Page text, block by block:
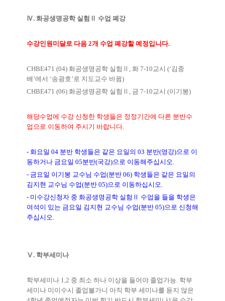
Ⅳ. 화공생명공학 실험 Ⅱ 수업 폐강
수강인원미달로 다음 2개 수업 폐강할 예정입니다.
CHBE471 (04) 화공생명공학 실험 Ⅱ , 화 7-10교시 (‘김중
배 ’에서 ‘송광호’로 지도교수 바뀜)
CHBE471 (06) 화공생명공학 실험 Ⅱ , 금 7-10교시 (이기봉)
해당수업에 수강 신청한 학생들은 정정기간에 다른 분반수
업으로 이동하여 주시기 바랍니다.
- 화요일 04 분반 학생들은 같은 요일의 03 분반(영강)으로 이
동하거나 금요일 05분반(국강)으로 이동해주십시오.
- 금요일 이기봉 교수님 수업(분반 06) 학생들은 같은 요일의
김지현 교수님 수업(분반 05)으로 이동하십시오.
- 미수강신청자 중 화공생명공학 실험 Ⅱ 수업을 들을 학생은
여석이 있는 금요일 김지현 교수님 수업(분반 05)으로 신청해
주십시오.
Ⅴ. 학부세미나
학부세미나 1,2 중 최소 하나 이상을 들어야 졸업가능. 학부
세미나 미이수시 졸업불가니 아직 학부 세미나를 듣지 않은